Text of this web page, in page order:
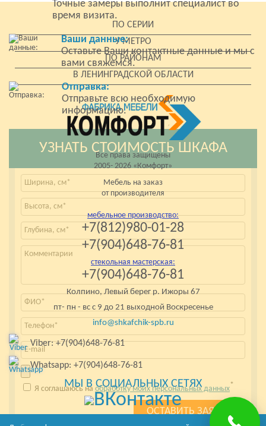
Точные замеры выполнит специалист во
время визита.
Ваши данные:
Оставьте Ваши контактные данные и мы с
вами свяжемся.
Отправка:
Отправьте всю необходимую
информацию.
УЗНАТЬ СТОИМОСТЬ ШКАФА
Я соглашаюсь на обработку моих персональных данных*
ПО СЕРИИ
У МЕТРО
ПО РАЙОНАМ
В ЛЕНИНГРАДСКОЙ ОБЛАСТИ
Все права защищены
2005- 2026 «Комфорт»
Мебель на заказ
от производителя
мебельное производство:
+7(812)980-01-28
+7(904)648-76-81
стекольная мастерская:
+7(904)648-76-81
Колпино, Левый берег р. Ижоры 67
пт- пн - вс с 9 до 21 выходной Воскресенье
info@shkafchik-spb.ru
Viber: +7(904)648-76-81
Whatsapp: +7(904)648-76-81
МЫ В СОЦИАЛЬНЫХ СЕТЯХ